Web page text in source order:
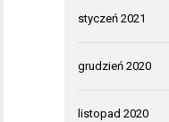
styczeń 2021
grudzień 2020
listopad 2020